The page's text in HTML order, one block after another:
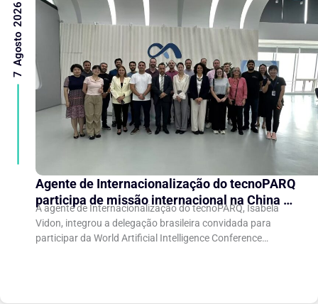
Agente de Internacionalização do tecnoPARQ
participa de missão internacional na China e
fortalece conexões com o ecossistema de
inovação
A agente de Internacionalização do tecnoPARQ, Isabela
Vidon, integrou a delegação brasileira convidada para
participar da World Artificial Intelligence Conference
7 Agosto 2026